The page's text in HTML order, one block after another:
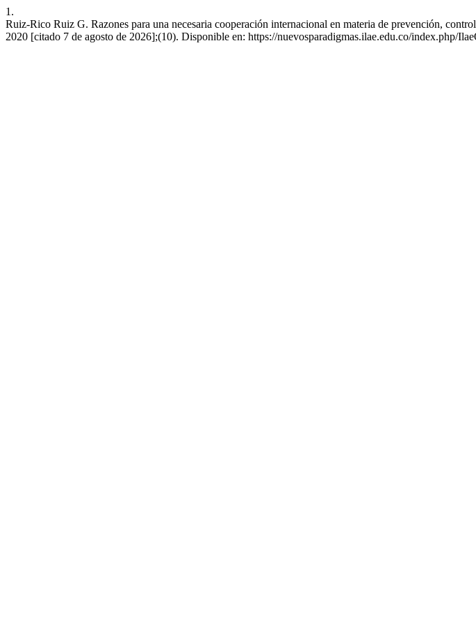
1.
Ruiz-Rico Ruiz G. Razones para una necesaria cooperación internacional en materia de prevención,
2020 [citado 7 de agosto de 2026];(10). Disponible en: https://nuevosparadigmas.ilae.edu.co/index.php/